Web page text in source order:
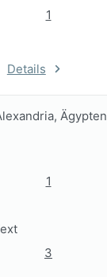
1
Details
Ägypten
1
3